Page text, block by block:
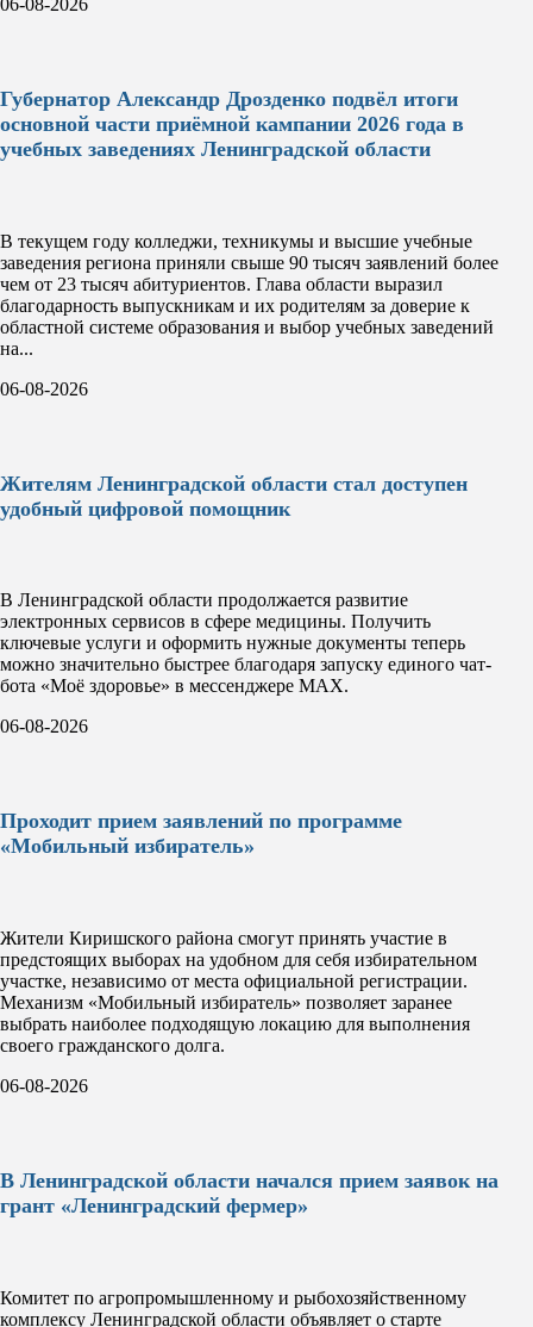
Губернатор Александр Дрозденко подвёл итоги
основной части приёмной кампании 2026 года в
учебных заведениях Ленинградской области
В текущем году колледжи, техникумы и высшие учебные
заведения региона приняли свыше 90 тысяч заявлений более
чем от 23 тысяч абитуриентов. Глава области выразил
благодарность выпускникам и их родителям за доверие к
областной системе образования и выбор учебных заведений
на...
06-08-2026
Жителям Ленинградской области стал доступен
удобный цифровой помощник
В Ленинградской области продолжается развитие
электронных сервисов в сфере медицины. Получить
ключевые услуги и оформить нужные документы теперь
можно значительно быстрее благодаря запуску единого чат-
бота «Моё здоровье» в мессенджере MAX.
06-08-2026
Проходит прием заявлений по программе
«Мобильный избиратель»
Жители Киришского района смогут принять участие в
предстоящих выборах на удобном для себя избирательном
участке, независимо от места официальной регистрации.
Механизм «Мобильный избиратель» позволяет заранее
выбрать наиболее подходящую локацию для выполнения
своего гражданского долга.
06-08-2026
В Ленинградской области начался прием заявок на
грант «Ленинградский фермер»
Комитет по агропромышленному и рыбохозяйственному
комплексу Ленинградской области объявляет о старте